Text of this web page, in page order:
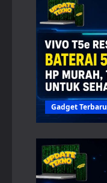
Gadget Terbaru